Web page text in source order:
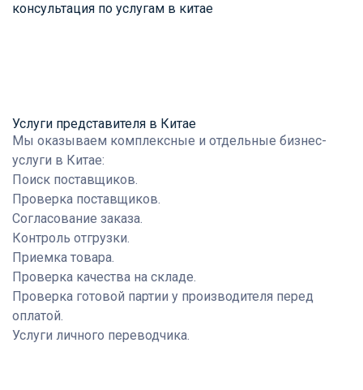
консультация по услугам в китае
Услуги представителя в Китае
Мы оказываем комплексные и отдельные бизнес-
услуги в Китае:
Поиск поставщиков.
Проверка поставщиков.
Согласование заказа.
Контроль отгрузки.
Приемка товара.
Проверка качества на складе.
Проверка готовой партии у производителя перед
оплатой.
Услуги личного переводчика.